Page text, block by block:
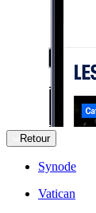
Retour
Synode
Vatican